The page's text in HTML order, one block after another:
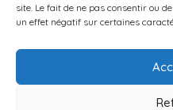
site. Le fait de ne pas consentir ou
un effet négatif sur certaines
PROPOSEZ VOTRE APPARTEMENT